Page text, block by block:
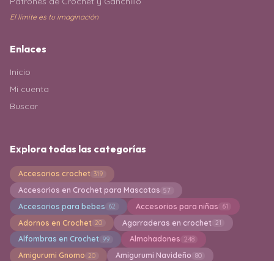
El límite es tu imaginación
Enlaces
Inicio
Mi cuenta
Buscar
Explora todas las categorías
Accesorios crochet 319
Accesorios en Crochet para Mascotas 57
Accesorios para bebes 62 Accesorios para niñas 61
Adornos en Crochet 20 Agarraderas en crochet 21
Alfombras en Crochet 99 Almohadones 248
Amigurumi Gnomo 20 Amigurumi Navideño 80